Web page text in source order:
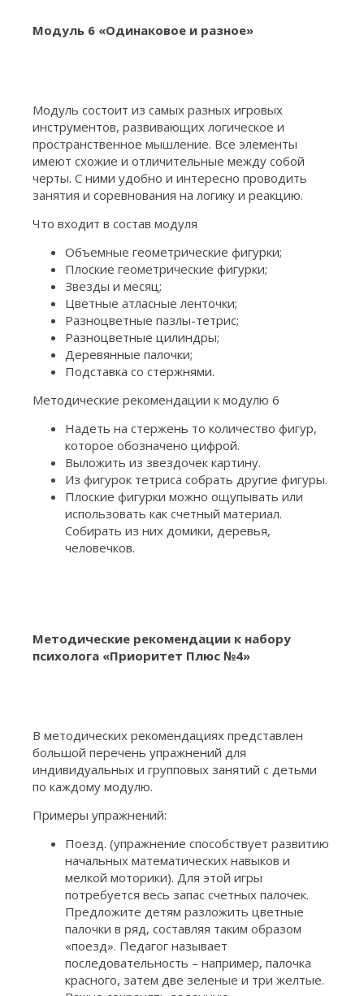
Модуль 6 «Одинаковое и разное»
Модуль состоит из самых разных игровых
инструментов, развивающих логическое и
пространственное мышление. Все элементы
имеют схожие и отличительные между собой
черты. С ними удобно и интересно проводить
занятия и соревнования на логику и реакцию.
Что входит в состав модуля
Объемные геометрические фигурки;
Плоские геометрические фигурки;
Звезды и месяц;
Цветные атласные ленточки;
Разноцветные пазлы-тетрис;
Разноцветные цилиндры;
Деревянные палочки;
Подставка со стержнями.
Методические рекомендации к модулю 6
Надеть на стержень то количество фигур,
которое обозначено цифрой.
Выложить из звездочек картину.
Из фигурок тетриса собрать другие фигуры.
Плоские фигурки можно ощупывать или
использовать как счетный материал.
Собирать из них домики, деревья,
человечков.
Методические рекомендации к набору
психолога «Приоритет Плюс №4»
В методических рекомендациях представлен
большой перечень упражнений для
индивидуальных и групповых занятий с детьми
по каждому модулю.
Примеры упражнений:
Поезд. (упражнение способствует развитию
начальных математических навыков и
мелкой моторики). Для этой игры
потребуется весь запас счетных палочек.
Предложите детям разложить цветные
палочки в ряд, составляя таким образом
«поезд». Педагог называет
последовательность – например, палочка
красного, затем две зеленые и три желтые.